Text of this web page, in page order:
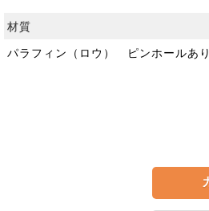
材質
パラフィン（ロウ） ピンホールあり